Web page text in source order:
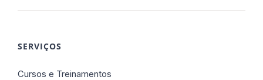
SERVIÇOS
Cursos e Treinamentos